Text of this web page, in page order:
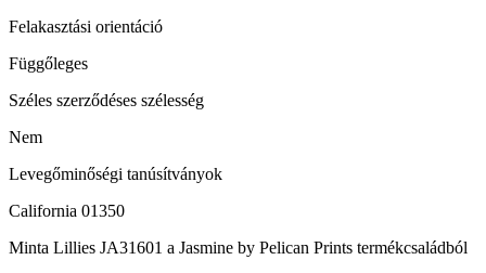
Felakasztási orientáció
Függőleges
Széles szerződéses szélesség
Nem
Levegőminőségi tanúsítványok
California 01350
Minta Lillies JA31601 a Jasmine by Pelican Prints termékcsaládból